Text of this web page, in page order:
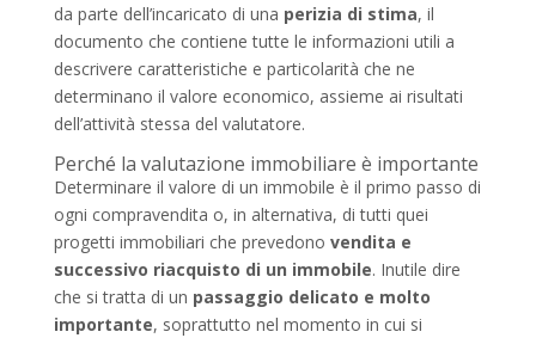
da parte dell’incaricato di una perizia di stima, il
documento che contiene tutte le informazioni utili a
descrivere caratteristiche e particolarità che ne
determinano il valore economico, assieme ai risultati
dell’attività stessa del valutatore.
Perché la valutazione immobiliare è importante
Determinare il valore di un immobile è il primo passo di
ogni compravendita o, in alternativa, di tutti quei
progetti immobiliari che prevedono vendita e
successivo riacquisto di un immobile. Inutile dire
che si tratta di un passaggio delicato e molto
importante, soprattutto nel momento in cui si